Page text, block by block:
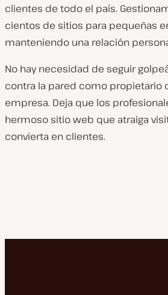
clientes de todo el país.
cientos de sitios para pequeñas
manteniendo una relación
No hay necesidad de seguir
contra la pared como propietario
empresa. Deja que los
hermoso sitio web que atraiga
convierta en clientes.